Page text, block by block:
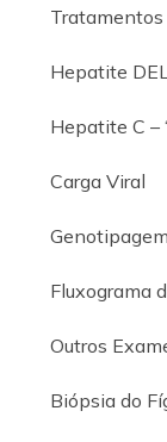
Hepatite
Hepatite C –
Carga Viral
Fluxograma
Outros
Biópsia do